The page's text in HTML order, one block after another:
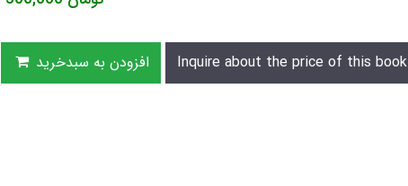
افزودن به سبدخرید Inquire about the price of this book